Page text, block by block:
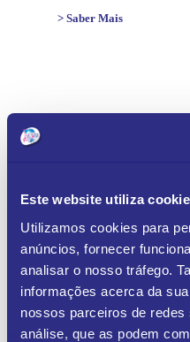
Este website utiliza
Utilizamos cookies para
anúncios, fornecer
analisar o nosso tráfego.
informações acerca da
nossos parceiros de
análise, que as podem
> Saber Mais
Submit a Comment
Your email address will
Comment*